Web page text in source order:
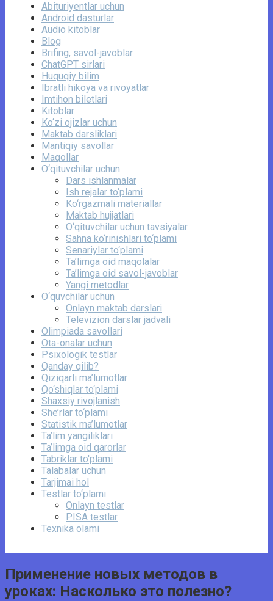
Abituriyentlar uchun
Android dasturlar
Audio kitoblar
Blog
Brifing, savol-javoblar
ChatGPT sirlari
Huquqiy bilim
Ibratli hikoya va rivoyatlar
Imtihon biletlari
Kitoblar
Ko‘zi ojizlar uchun
Maktab darsliklari
Mantiqiy savollar
Maqollar
O‘qituvchilar uchun
Dars ishlanmalar
Ish rejalar to‘plami
Ko‘rgazmali materiallar
Maktab hujjatlari
O‘qituvchilar uchun tavsiyalar
Sahna ko‘rinishlari to‘plami
Senariylar to‘plami
Ta’limga oid maqolalar
Ta’limga oid savol-javoblar
Yangi metodlar
O‘quvchilar uchun
Onlayn maktab darslari
Televizion darslar jadvali
Olimpiada savollari
Ota-onalar uchun
Psixologik testlar
Qanday qilib?
Qiziqarli ma’lumotlar
Qo‘shiqlar to‘plami
Shaxsiy rivojlanish
She’rlar to‘plami
Statistik ma’lumotlar
Ta’lim yangiliklari
Ta’limga oid qarorlar
Tabriklar to'plami
Talabalar uchun
Tarjimai hol
Testlar to‘plami
Onlayn testlar
PISA testlar
Texnika olami
Применение новых методов в
уроках: Насколько это полезно?